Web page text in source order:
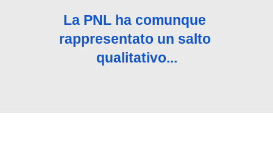
La PNL ha comunque
rappresentato un salto
qualitativo...